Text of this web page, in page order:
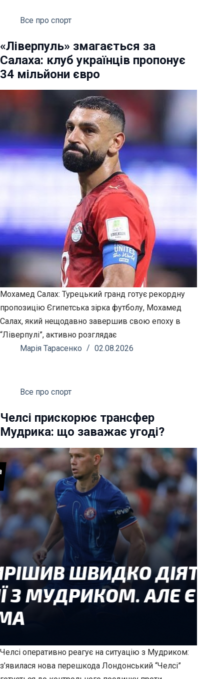
Все про спорт
«Ліверпуль» змагається за
Салаха: клуб українців пропонує
34 мільйони євро
Мохамед Салах: Турецький гранд готує рекордну
пропозицію Єгипетська зірка футболу, Мохамед
Салах, який нещодавно завершив свою епоху в
“Ліверпулі”, активно розглядає
Марія Тарасенко
02.08.2026
Все про спорт
Челсі прискорює трансфер
Мудрика: що заважає угоді?
Челсі оперативно реагує на ситуацію з Мудриком:
з’явилася нова перешкода Лондонський “Челсі”